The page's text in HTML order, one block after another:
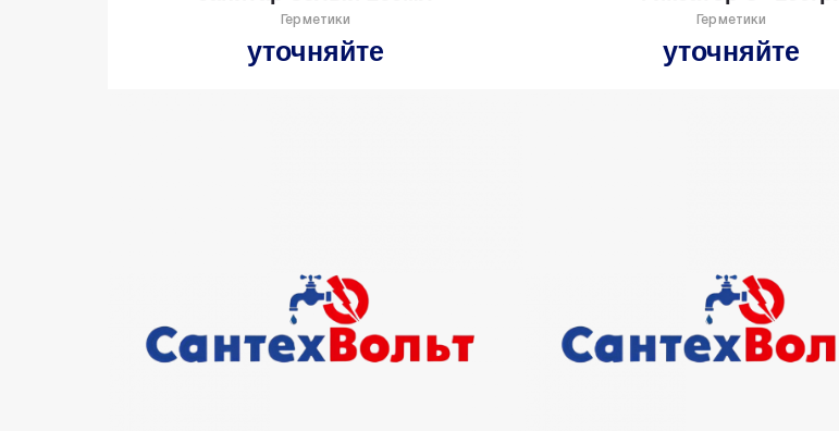
Герметики
уточняйте
Герметики
уточняйте